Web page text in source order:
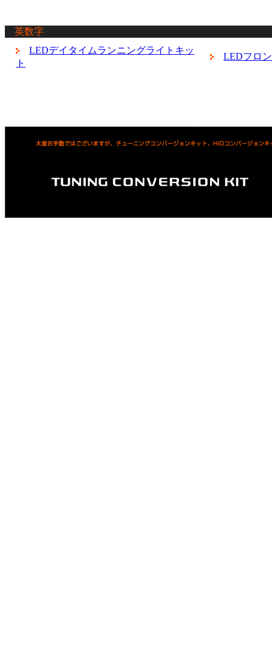
英数字
LEDデイタイムランニングライトキッ
ト
LEDフロ